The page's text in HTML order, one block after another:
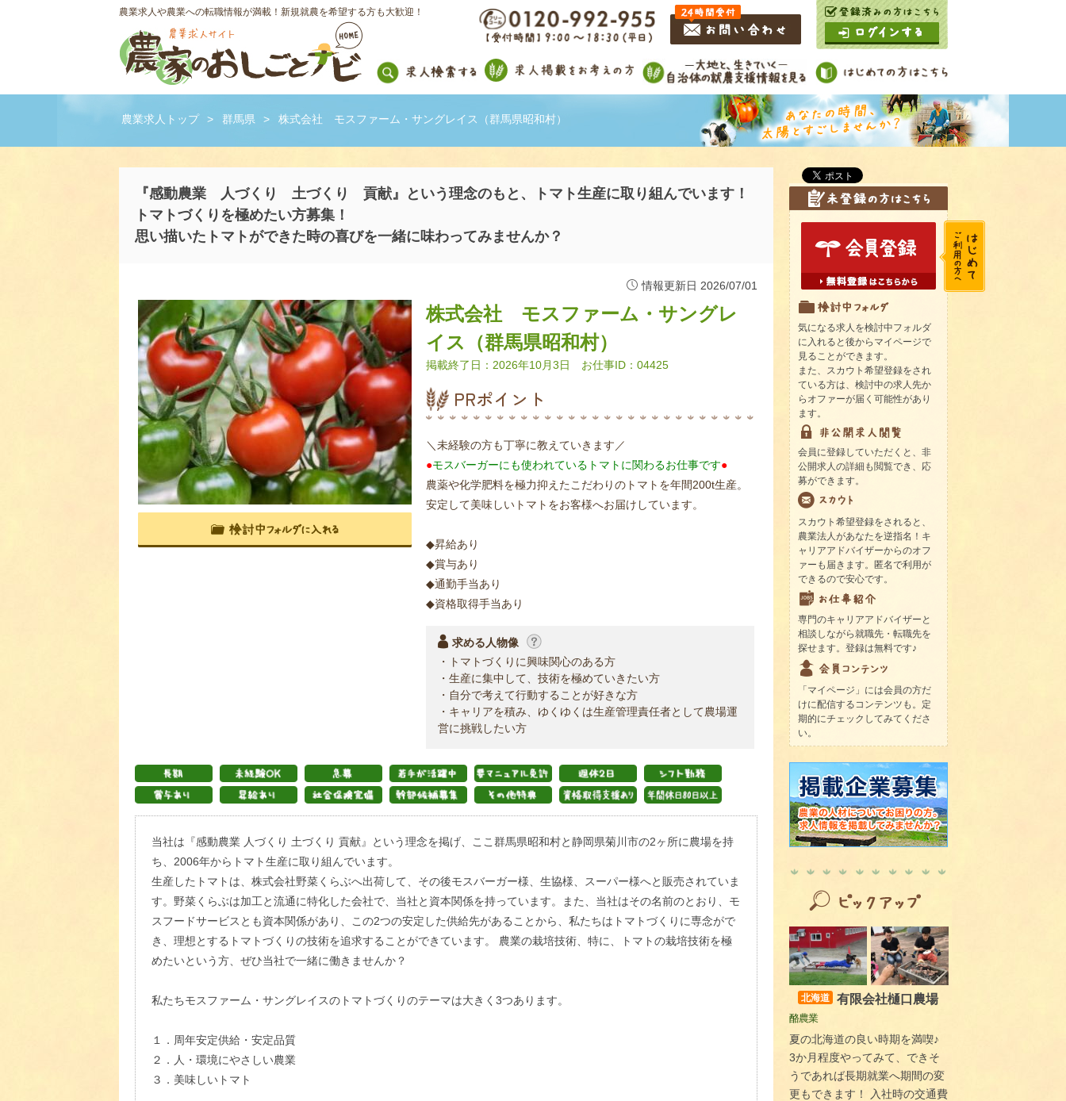
農業求人や農業への転職情報が満載！新規就農を希望する方も大歓迎！
農業求人トップ > 群馬県 > 株式会社 モスファーム・サングレイス（群馬県昭和村）
『感動農業 人づくり 土づくり 貢献』という理念のもと、トマト生産に取り組んでいます！
トマトづくりを極めたい方募集！
思い描いたトマトができた時の喜びを一緒に味わってみませんか？
情報更新日 2026/07/01
株式会社 モスファーム・サングレ
イス（群馬県昭和村）
掲載終了日：2026年10月3日 お仕事ID：04425
PRポイント
＼未経験の方も丁寧に教えていきます／
●モスバーガーにも使われているトマトに関わるお仕事です●
農薬や化学肥料を極力抑えたこだわりのトマトを年間200t生産。
安定して美味しいトマトをお客様へお届けしています。
◆昇給あり
◆賞与あり
◆通勤手当あり
◆資格取得手当あり
求める人物像
・トマトづくりに興味関心のある方
・生産に集中して、技術を極めていきたい方
・自分で考えて行動することが好きな方
・キャリアを積み、ゆくゆくは生産管理責任者として農場運
営に挑戦したい方
当社は『感動農業 人づくり 土づくり 貢献』という理念を掲げ、ここ群馬県昭和村と静岡県菊川市の2ヶ所に農場を持
ち、2006年からトマト生産に取り組んでいます。
生産したトマトは、株式会社野菜くらぶへ出荷して、その後モスバーガー様、生協様、スーパー様へと販売されていま
す。野菜くらぶは加工と流通に特化した会社で、当社と資本関係を持っています。また、当社はその名前のとおり、モ
スフードサービスとも資本関係があり、この2つの安定した供給先があることから、私たちはトマトづくりに専念がで
き、理想とするトマトづくりの技術を追求することができています。 農業の栽培技術、特に、トマトの栽培技術を極
めたいという方、ぜひ当社で一緒に働きませんか？
私たちモスファーム・サングレイスのトマトづくりのテーマは大きく3つあります。
１．周年安定供給・安定品質
２．人・環境にやさしい農業
３．美味しいトマト
気になる求人を検討中フォルダ
に入れると後からマイページで
見ることができます。
また、スカウト希望登録をされ
ている方は、検討中の求人先か
らオファーが届く可能性があり
ます。
会員に登録していただくと、非
公開求人の詳細も閲覧でき、応
募ができます。
スカウト希望登録をされると、
農業法人があなたを逆指名！キ
ャリアアドバイザーからのオフ
ァーも届きます。匿名で利用が
できるので安心です。
専門のキャリアアドバイザーと
相談しながら就職先・転職先を
探せます。登録は無料です♪
「マイページ」には会員の方だ
けに配信するコンテンツも。定
期的にチェックしてみてくださ
い。
北海道 有限会社樋口農場
酪農業
夏の北海道の良い時期を満喫♪
3か月程度やってみて、できそ
うであれば長期就業へ期間の変
更もできます！ 入社時の交通費